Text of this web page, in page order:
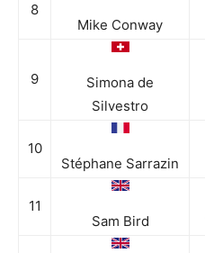
8
Mike Conway
9
Simona de
Silvestro
10
Stéphane Sarrazin
11
Sam Bird